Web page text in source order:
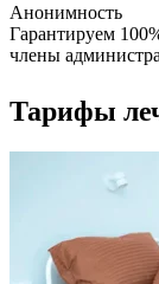
Анонимность
Гарантируем
члены
Тарифы